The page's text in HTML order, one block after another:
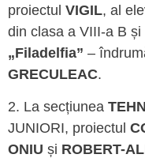
proiectul VIGIL, al
din clasa a VIII-a B și
„Filadelfia” –
GRECULEAC.
2. La secțiunea
JUNIORI, proiectul
ONIU și ROBERT-